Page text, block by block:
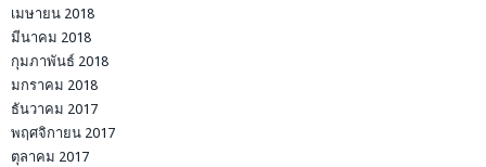
เมษายน 2018
มีนาคม 2018
กุมภาพันธ์ 2018
มกราคม 2018
ธันวาคม 2017
พฤศจิกายน 2017
ตุลาคม 2017